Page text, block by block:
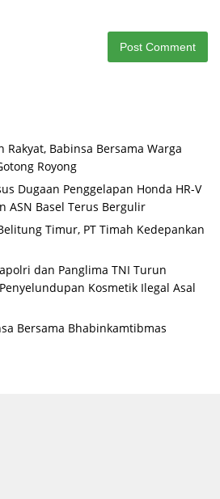
Rakyat, Babinsa Bersama Warga
Royong
Dugaan Penggelapan Honda HR-V
ASN Basel Terus Bergulir
Timur, PT Timah Kedepankan
dan Panglima TNI Turun
Kosmetik Ilegal Asal
Bersama Bhabinkamtibmas